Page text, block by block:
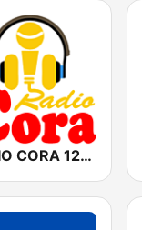
RADIO CORA 1250 AM